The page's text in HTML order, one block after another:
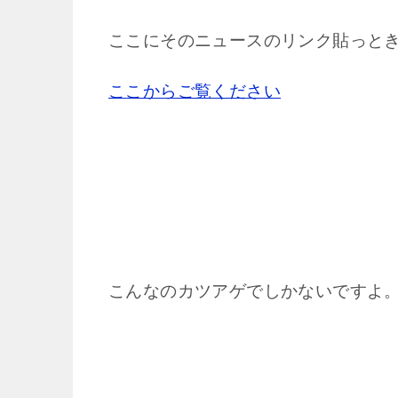
ここにそのニュースのリンク貼っと
ここからご覧ください
こんなのカツアゲでしかないですよ。